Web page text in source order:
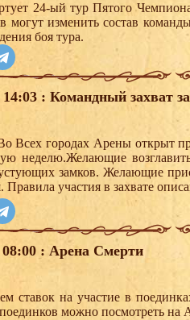
24-ый тур Пятого
могут изменить состав
боя тура.
14:03 : Командный захват
Всех городах Арены открыт
неделю.Желающие
замков. Желающие
Правила участия в захвате
08:00 : Арена Смерти
ставок на участие в
можно посмотреть на